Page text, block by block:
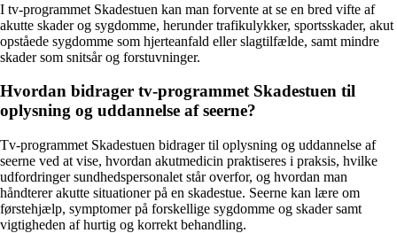
I tv-programmet Skadestuen kan man forvente at se en bred vifte af
akutte skader og sygdomme, herunder trafikulykker, sportsskader, akut
opståede sygdomme som hjerteanfald eller slagtilfælde, samt mindre
skader som snitsår og forstuvninger.
Hvordan bidrager tv-programmet Skadestuen til
oplysning og uddannelse af seerne?
Tv-programmet Skadestuen bidrager til oplysning og uddannelse af
seerne ved at vise, hvordan akutmedicin praktiseres i praksis, hvilke
udfordringer sundhedspersonalet står overfor, og hvordan man
håndterer akutte situationer på en skadestue. Seerne kan lære om
førstehjælp, symptomer på forskellige sygdomme og skader samt
vigtigheden af hurtig og korrekt behandling.